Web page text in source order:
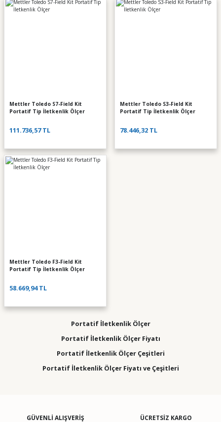
Mettler Toledo S7-Field Kit
Portatif Tip İletkenlik Ölçer
111.736,57 TL
Mettler Toledo S3-Field Kit
Portatif Tip İletkenlik Ölçer
78.446,32 TL
Mettler Toledo F3-Field Kit
Portatif Tip İletkenlik Ölçer
58.669,94 TL
Portatif İletkenlik Ölçer
Portatif İletkenlik Ölçer Fiyatı
Portatif İletkenlik Ölçer Çeşitleri
Portatif İletkenlik Ölçer Fiyatı ve Çeşitleri
GÜVENLİ ALIŞVERİŞ ÜCRETSİZ KARGO